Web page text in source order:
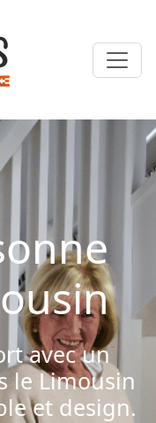
avec un
le Limousin
et design.